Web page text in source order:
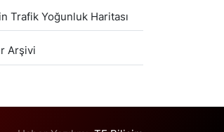
Trafik Yoğunluk Haritası
Arşivi